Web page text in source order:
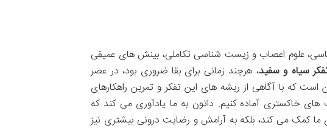
علوم اعصاب و زیست شناسی تکاملی، بینش های عمیقی
سیاه و سفید، هرچند زمانی برای بقا ضروری بود، در عصر
که با آگاهی از ریشه های این تفکر و تمرین راهکارهای
خاکستری آماده کنیم. داتون به ما یادآوری می کند که
ما کمک می کند، بلکه به آرامش و رضایت درونی بیشتری نیز